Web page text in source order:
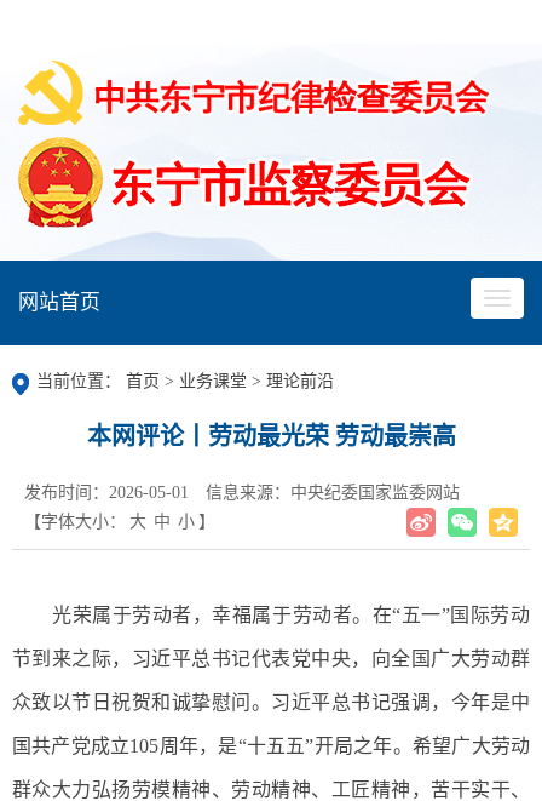
网站首页
当前位置： 首页 > 业务课堂 > 理论前沿
本网评论丨劳动最光荣 劳动最崇高
发布时间：2026-05-01
信息来源：中央纪委国家监委网站
【字体大小：
大 中 小 】
光荣属于劳动者，幸福属于劳动者。在“五一”国际劳动
节到来之际，习近平总书记代表党中央，向全国广大劳动群
众致以节日祝贺和诚挚慰问。习近平总书记强调，今年是中
国共产党成立105周年，是“十五五”开局之年。希望广大劳动
群众大力弘扬劳模精神、劳动精神、工匠精神，苦干实干、